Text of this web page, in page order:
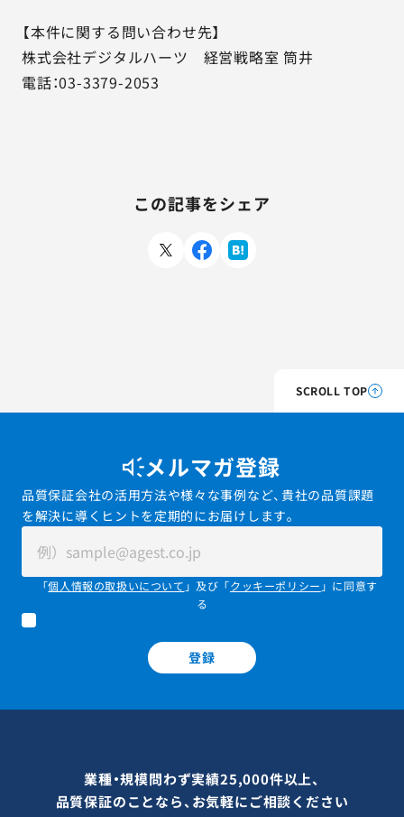
【本件に関する問い合わせ先】
株式会社デジタルハーツ 経営戦略室 筒井
電話：03-3379-2053
この記事をシェア
SCROLL TOP
メルマガ登録
品質保証会社の活用方法や様々な事例など、貴社の品質課題
を解決に導くヒントを定期的にお届けします。
「個人情報の取扱いについて 」及び「クッキーポリシー 」に同意す
る
登録
業種・規模問わず実績25,000件以上、
品質保証のことなら、お気軽にご相談ください